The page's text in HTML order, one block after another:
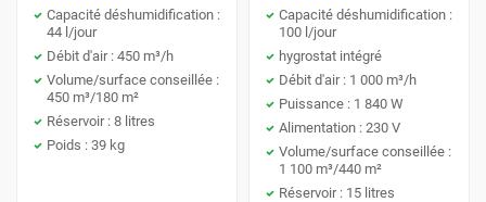
Capacité déshumidification :
44 l/jour
Débit d'air : 450 m³/h
Volume/surface conseillée :
450 m³/180 m²
Réservoir : 8 litres
Poids : 39 kg
Capacité déshumidification :
100 l/jour
hygrostat intégré
Débit d'air : 1 000 m³/h
Puissance : 1 840 W
Alimentation : 230 V
Volume/surface conseillée :
1 100 m³/440 m²
Réservoir : 15 litres